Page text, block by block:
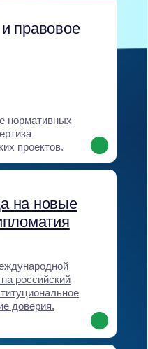
на единую
что